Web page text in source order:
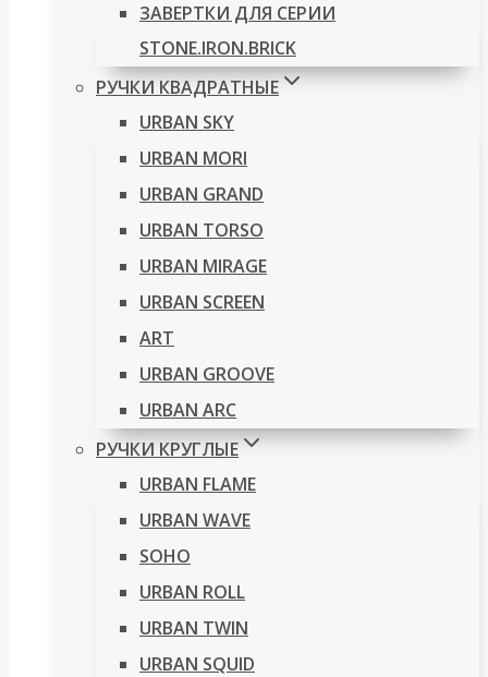
ЗАВЕРТКИ ДЛЯ СЕРИИ
STONE.IRON.BRICK
РУЧКИ КВАДРАТНЫЕ
URBAN SKY
URBAN MORI
URBAN GRAND
URBAN TORSO
URBAN MIRAGE
URBAN SCREEN
ART
URBAN GROOVE
URBAN ARC
РУЧКИ КРУГЛЫЕ
URBAN FLAME
URBAN WAVE
SOHO
URBAN ROLL
URBAN TWIN
URBAN SQUID